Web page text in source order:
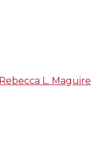
Rebecca L. Maguire